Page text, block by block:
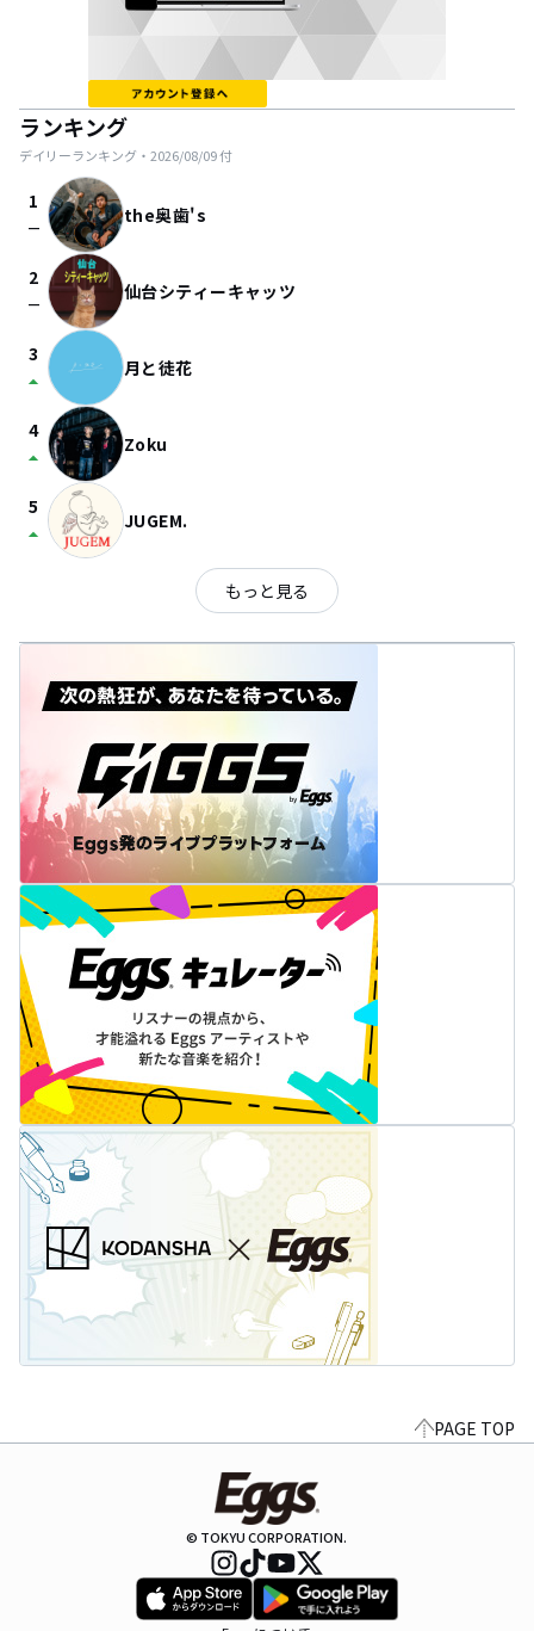
ランキング
デイリーランキング・ 2026/08/09付
1
check_indeterminate_small the奥歯's
2
check_indeterminate_small 仙台シティーキャッツ
3
arrow_drop_up 月と徒花
4
arrow_drop_up Zoku
5
arrow_drop_up JUGEM.
もっと見る
PAGE TOP
© TOKYU CORPORATION.